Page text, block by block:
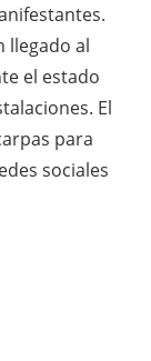
llegado al
el estado
El
para
sociales